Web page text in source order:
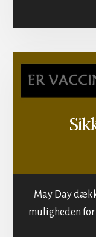
May Day
muligheden for